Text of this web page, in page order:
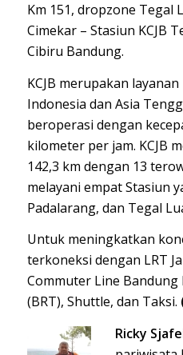
Km 151, dropzone Tegal
Cimekar – Stasiun KCJB
Cibiru Bandung.
KCJB merupakan
Indonesia dan Asia
beroperasi dengan
kilometer per jam. KCJB
142,3 km dengan 13
melayani empat Stasiun
Padalarang, dan Tegal
Untuk meningkatkan
terkoneksi dengan LRT
Commuter Line Bandung
(BRT), Shuttle, dan Taksi.
Ricky